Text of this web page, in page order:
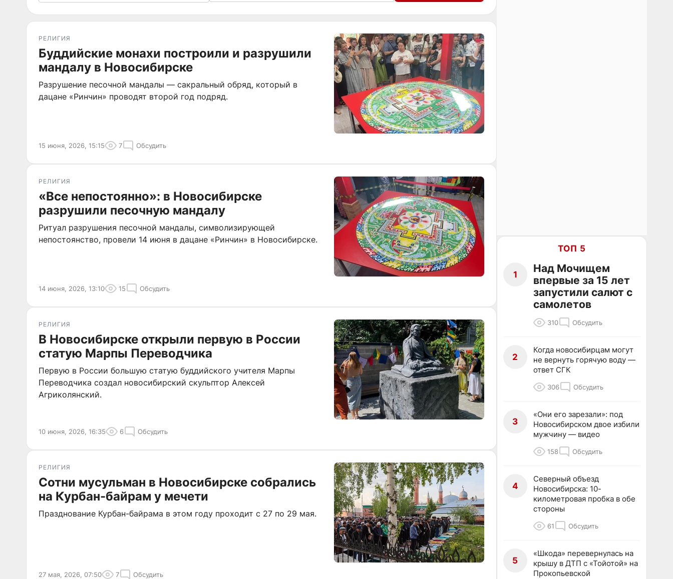
РЕЛИГИЯ
Буддийские монахи построили и разрушили
мандалу в Новосибирске
Разрушение песочной мандалы — сакральный обряд, который в
дацане «Ринчин» проводят второй год подряд.
15 июня, 2026, 15:15 7 Обсудить
РЕЛИГИЯ
«Все непостоянно»: в Новосибирске
разрушили песочную мандалу
Ритуал разрушения песочной мандалы, символизирующей
непостоянство, провели 14 июня в дацане «Ринчин» в Новосибирске.
14 июня, 2026, 13:10 15 Обсудить
РЕЛИГИЯ
В Новосибирске открыли первую в России
статую Марпы Переводчика
Первую в России большую статую буддийского учителя Марпы
Переводчика создал новосибирский скульптор Алексей
Агриколянский.
10 июня, 2026, 16:35 6 Обсудить
РЕЛИГИЯ
Сотни мусульман в Новосибирске собрались
на Курбан-байрам у мечети
Празднование Курбан-байрама в этом году проходит с 27 по 29 мая.
27 мая, 2026, 07:50 7 Обсудить
ТОП 5
1
Над Мочищем
впервые за 15 лет
запустили салют с
самолетов
310 Обсудить
2
Когда новосибирцам могут
не вернуть горячую воду —
ответ СГК
306 Обсудить
3
«Они его зарезали»: под
Новосибирском двое избили
мужчину — видео
158 Обсудить
4
Северный объезд
Новосибирска: 10-
километровая пробка в обе
стороны
61 Обсудить
5
«Шкода» перевернулась на
крышу в ДТП с «Тойотой» на
Прокопьевской